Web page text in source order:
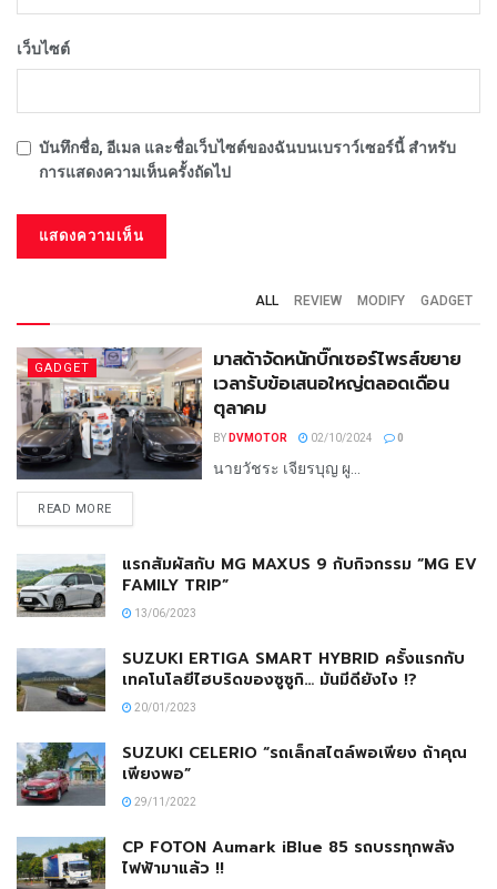
เว็บไซต์
บันทึกชื่อ, อีเมล และชื่อเว็บไซต์ของฉันบนเบราว์เซอร์นี้ สำหรับ
การแสดงความเห็นครั้งถัดไป
ALL REVIEW MODIFY GADGET
GADGET
มาสด้าจัดหนักบิ๊กเซอร์ไพรส์ขยาย
เวลารับข้อเสนอใหญ่ตลอดเดือน
ตุลาคม
BY DVMOTOR 02/10/2024 0
นายวัชระ เจียรบุญ ผู...
READ MORE
แรกสัมผัสกับ MG MAXUS 9 กับกิจกรรม “MG EV
FAMILY TRIP”
13/06/2023
SUZUKI ERTIGA SMART HYBRID ครั้งแรกกับ
เทคโนโลยีไฮบริดของซูซูกิ… มันมีดียังไง !?
20/01/2023
SUZUKI CELERIO “รถเล็กสไตล์พอเพียง ถ้าคุณ
เพียงพอ”
29/11/2022
CP FOTON Aumark iBlue 85 รถบรรทุกพลัง
ไฟฟ้ามาแล้ว !!